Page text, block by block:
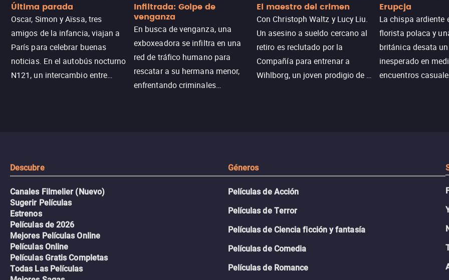
Última parada
Oscar, Simon y Aïssa, tres
amigos de la infancia, viajan a
París para celebrar buenas
noticias. En el autobús nocturno
N121, un intercambio entre
Infiltrada: Golpe de
venganza
En busca de venganza, una
exboxeadora se infiltra en una
red de tráfico humano para
rescatar a su hermana menor,
enfrentando criminales
El maestro del crimen
Con Christoph Waltz y Lucy Liu.
Un asesino a sueldo cercano al
retiro es reclutado por la
Compañía para entrenar a
Wihlborg, un joven prodigio de la
Erupcja
La chispa ardiente
florista polaca y
británica desata
inesperado en
encuentros
Descubre
Canales Filmelier (Nuevo)
Sugerir Películas
Estrenos
Películas de 2026
Mejores Películas Online
Películas Online
Películas Gratis Completas
Todas Las Películas
Géneros
Películas de Acción
Películas de Terror
Películas de Ciencia ficción y fantasía
Películas de Comedia
Películas de Romance